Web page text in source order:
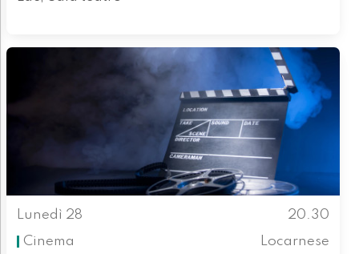
Lunedì 28
20.30
Cinema
Locarnese